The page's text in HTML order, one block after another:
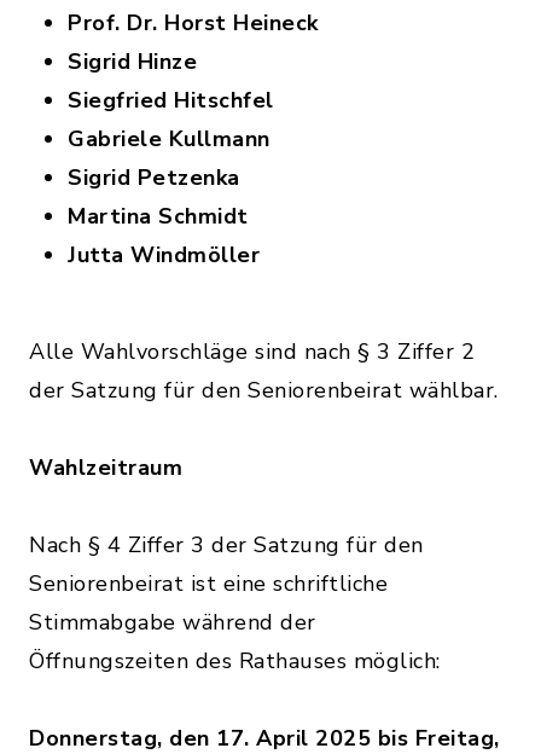
Prof. Dr. Horst Heineck
Sigrid Hinze
Siegfried Hitschfel
Gabriele Kullmann
Sigrid Petzenka
Martina Schmidt
Jutta Windmöller
Alle Wahlvorschläge sind nach § 3 Ziffer 2
der Satzung für den Seniorenbeirat wählbar.
Wahlzeitraum
Nach § 4 Ziffer 3 der Satzung für den
Seniorenbeirat ist eine schriftliche
Stimmabgabe während der
Öffnungszeiten des Rathauses möglich:
Donnerstag, den 17. April 2025 bis Freitag,